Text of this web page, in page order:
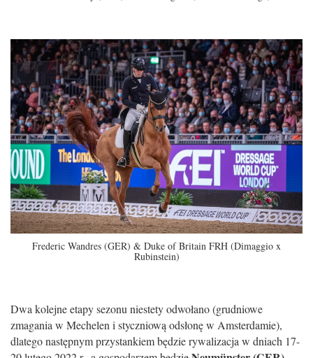
Frederic Wandres (GER) & Duke of Britain FRH (Dimaggio x
Rubinstein)
Dwa kolejne etapy sezonu niestety odwołano (grudniowe
zmagania w Mechelen i styczniową odsłonę w Amsterdamie),
dlatego następnym przystankiem będzie rywalizacja w dniach 17-